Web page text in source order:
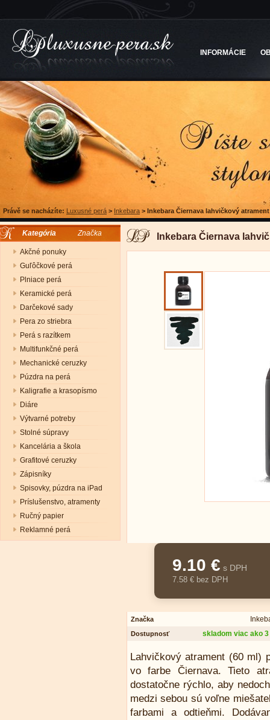
INFORMÁCIE
Právě se nacházíte: Luxusné perá > Inkebara > Inkebara Čiernava lahvičkový atrament
Kategória Značka
Akčné ponuky
Guľôčkové perá
Plniace perá
Keramické perá
Darčekové sady
Pera zo striebra
Perá s razítkem
Multifunkčné perá
Mechanické ceruzky
Púzdra na perá
Kaligrafie a krasopísmo
Diáre
Výtvarné potreby
Stolné súpravy
Kancelária a škola
Grafitové ceruzky
Zápisníky
Spisovky, púzdra na iPad
Príslušenstvo, atramenty
Ručný papier
Reklamné perá
Inkebara Čiernava
9.10 € s DPH
7.58 € bez DPH
Značka
Dostupnosť skladom viac ako
Lahvičkový atrament (60 ml)
vo farbe Čiernava. Tieto
dostatočne rýchlo, aby
medzi sebou sú voľne
farbami a odtieňmi.